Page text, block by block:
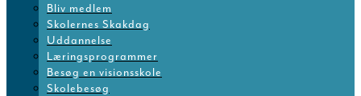
Bliv medlem
Skolernes Skakdag
Uddannelse
Læringsprogrammer
Besøg en visionsskole
Skolebesøg